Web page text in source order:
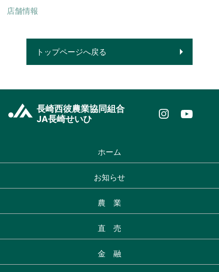
店舗情報
トップページへ戻る
長崎西彼農業協同組合
JA長崎せいひ
ホーム
お知らせ
農 業
直 売
金 融